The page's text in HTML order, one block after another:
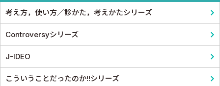
考え方，使い方／診かた，考えかたシリーズ
Controversyシリーズ
J-IDEO
こういうことだったのか!!シリーズ